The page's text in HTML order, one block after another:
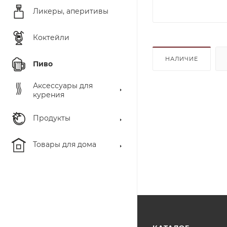
Ликеры, аперитивы
Коктейли
Пиво
Аксессуары для
курения
Продукты
Товары для дома
НАЛИЧИЕ